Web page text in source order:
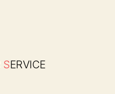
SERVICE